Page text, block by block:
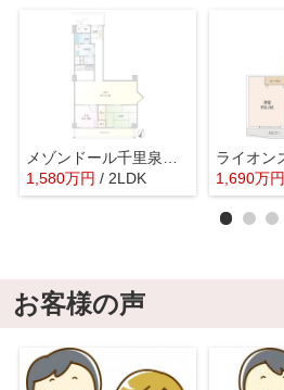
1,580万円 / 2LDK
1,690万円
お客様の声